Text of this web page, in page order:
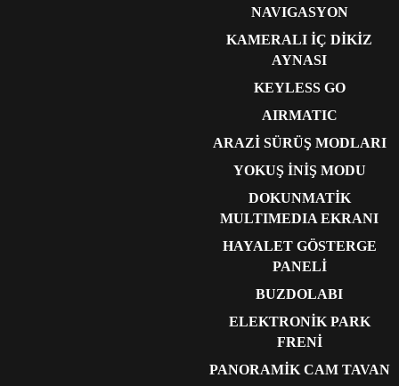
NAVIGASYON
KAMERALI İÇ DİKİZ
AYNASI
KEYLESS GO
AIRMATIC
ARAZİ SÜRÜŞ MODLARI
YOKUŞ İNİŞ MODU
DOKUNMATİK
MULTIMEDIA EKRANI
HAYALET GÖSTERGE
PANELİ
BUZDOLABI
ELEKTRONİK PARK
FRENİ
PANORAMİK CAM TAVAN